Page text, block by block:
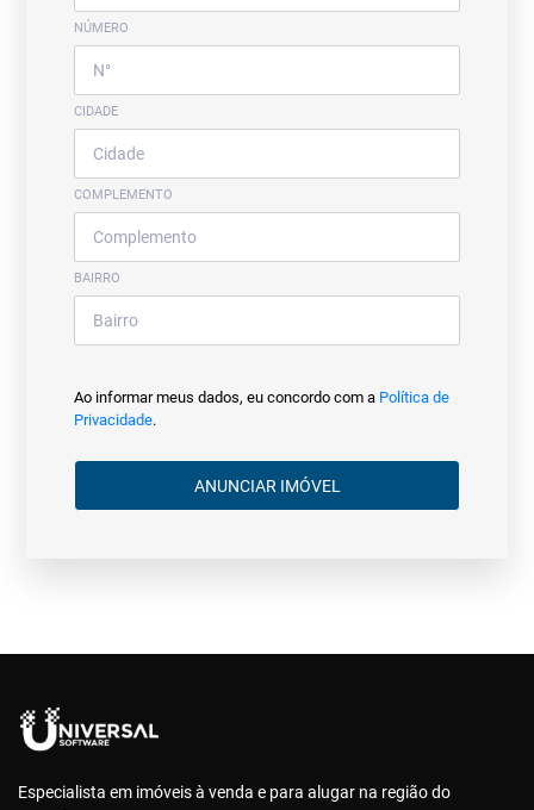
NÚMERO
CIDADE
COMPLEMENTO
BAIRRO
Ao informar meus dados, eu concordo com a Política de
Privacidade.
ANUNCIAR IMÓVEL
Especialista em imóveis à venda e para alugar na região do